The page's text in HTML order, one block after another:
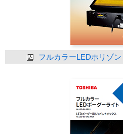
フルカラーLEDホリゾ